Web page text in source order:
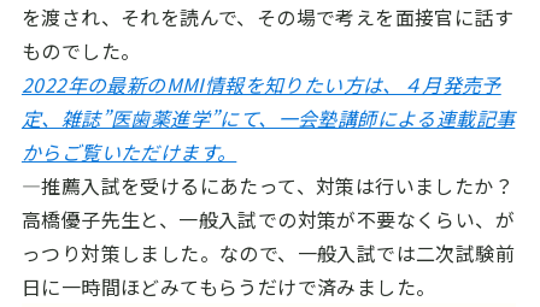
を渡され、それを読んで、その場で考えを面接官に話す
ものでした。
2022年の最新のMMI情報を知りたい方は、４月発売予
定、雑誌”医歯薬進学”にて、一会塾講師による連載記事
からご覧いただけます。
―推薦入試を受けるにあたって、対策は行いましたか？
高橋優子先生と、一般入試での対策が不要なくらい、が
っつり対策しました。なので、一般入試では二次試験前
日に一時間ほどみてもらうだけで済みました。